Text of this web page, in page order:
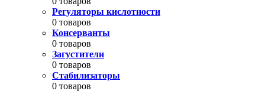
Регуляторы кислотности
0 товаров
Консерванты
0 товаров
Загустители
0 товаров
Стабилизаторы
0 товаров